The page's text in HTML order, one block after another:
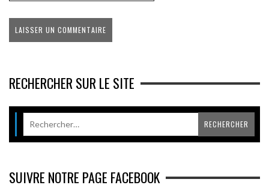
RECHERCHER SUR LE SITE
SUIVRE NOTRE PAGE FACEBOOK